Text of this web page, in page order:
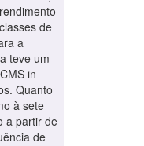
de
a
teve um
in
Quanto
à sete
a partir de
de